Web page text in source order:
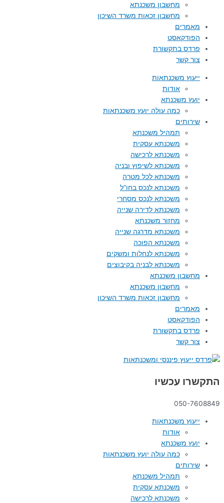
מחשבון משכנתא
מחשבון זכאות משרד השיכון
מאמרים
הפודקאסט
פרדס בתקשורת
צור קשר
ייעוץ משכנתאות
אודות
יועץ משכנתא
כמה עולה יועץ משכנתאות
שירותים
תמהיל משכנתא
משכנתא עסקית
משכנתא לרכישה
משכנתא לשיפוץ ובניה
משכנתא לכל מטרה
משכנתא לנכס בחו”ל
משכנתא לנכס מסחרי
משכנתא לדירה שנייה
מחזור משכנתא
משכנתא מדרגה שנייה
משכנתא הפוכה
משכנתא לנחלות ומשקים
משכנתא לבניה בקיבוצים
מחשבון משכנתא
מחשבון משכנתא
מחשבון זכאות משרד השיכון
מאמרים
הפודקאסט
פרדס בתקשורת
צור קשר
התקשרו עכשיו
050-7608849
ייעוץ משכנתאות
אודות
יועץ משכנתא
כמה עולה יועץ משכנתאות
שירותים
תמהיל משכנתא
משכנתא עסקית
משכנתא לרכישה